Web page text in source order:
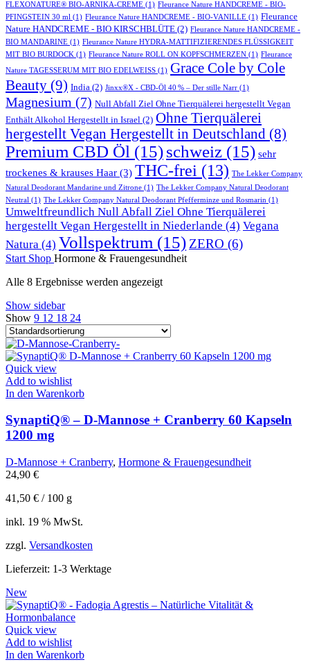
FLEXONATURE® BIO-ARNIKA-CREME (1) Fleurance Nature HANDCREME - BIO-
PFINGSTEIN 30 ml (1) Fleurance Nature HANDCREME - BIO-VANILLE (1) Fleurance
Nature HANDCREME - BIO KIRSCHBLÜTE (2) Fleurance Nature HANDCREME -
BIO MANDARINE (1) Fleurance Nature HYDRA-MATTIFIZIERENDES FLÜSSIGKEIT
MIT BIO BURDOCK (1) Fleurance Nature ROLL ON KOPFSCHMERZEN (1) Fleurance
Nature TAGESSERUM MIT BIO EDELWEISS (1) Grace Cole by Cole
Beauty (9) India (2) Jinxx®X - CBD-Öl 40 % – Der stille Narr (1)
Magnesium (7) Null Abfall Ziel Ohne Tierquälerei hergestellt Vegan
Enthält Alkohol Hergestellt in Israel (2) Ohne Tierquälerei
hergestellt Vegan Hergestellt in Deutschland (8)
Premium CBD Öl (15)schweiz (15) sehr
trockenes & krauses Haar (3) THC-frei (13) The Lekker Company
Natural Deodorant Mandarine und Zitrone (1) The Lekker Company Natural Deodorant
Neutral (1) The Lekker Company Natural Deodorant Pfefferminze und Rosmarin (1)
Umweltfreundlich Null Abfall Ziel Ohne Tierquälerei
hergestellt Vegan Hergestellt in Niederlande (4) Vegana
Natura (4) Vollspektrum (15) ZERO (6)
Start Shop Hormone & Frauengesundheit
Alle 8 Ergebnisse werden angezeigt
Show sidebar
Show 9 12 18 24
Quick view
Add to wishlist
In den Warenkorb
SynaptiQ® – D-Mannose + Cranberry 60 Kapseln
1200 mg
D-Mannose + Cranberry, Hormone & Frauengesundheit
24,90 €
41,50 € / 100 g
inkl. 19 % MwSt.
zzgl. Versandkosten
Lieferzeit: 1-3 Werktage
New
Quick view
Add to wishlist
In den Warenkorb